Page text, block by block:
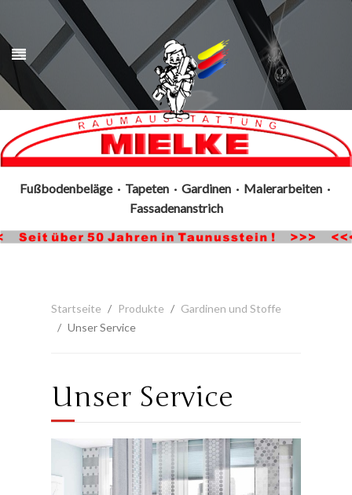
Fußbodenbeläge · Tapeten · Gardinen · Malerarbeiten ·
Fassadenanstrich
Startseite Produkte
Gardinen und Stoffe
Unser Service
Unser Service